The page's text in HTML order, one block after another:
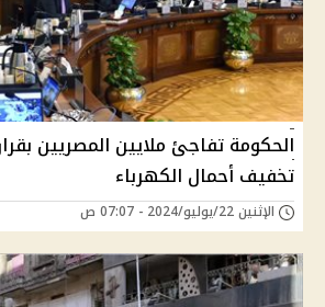
الحكومة تفاجئ ملايين المصريين
تخفيف أحمال الكهرباء
الإثنين 22/يوليو/2024 - 07:07 ص